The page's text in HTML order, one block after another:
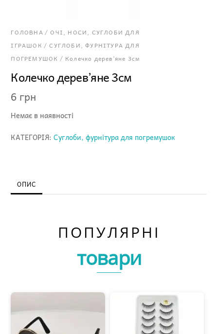
ГОЛОВНА/ОЧІ, НОСИ, СУГЛОБИ ДЛЯ
ІГРАШОК /СУГЛОБИ, ФУРНІТУРА ДЛЯ
ПОГРЕМУШОК / Колечко дерев’яне 3см
Колечко дерев’яне 3см
6 грн
Немає в наявності
КАТЕГОРІЯ:Суглоби, фурнітура для погремушок
ОПИС
ПОПУЛЯРНІ
товари